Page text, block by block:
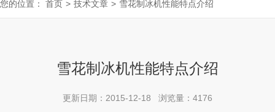
您的位置： 首页 > 技术文章 > 雪花制冰机性能特点介绍
雪花制冰机性能特点介绍
更新日期：2015-12-18 浏览量：4176